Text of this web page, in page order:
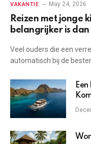
VAKANTIE May 24, 2026
Reizen met jonge
belangrijker is
Veel ouders die een
automatisch bij de